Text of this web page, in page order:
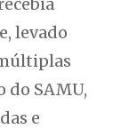
levado
do SAMU,
e